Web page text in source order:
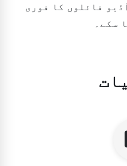
فائلوں کا فوری
سکے۔